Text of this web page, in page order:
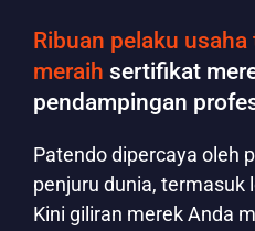
Ribuan pelaku usaha
meraih sertifikat
pendampingan
Patendo dipercaya oleh
penjuru dunia, termasuk
Kini giliran merek Anda